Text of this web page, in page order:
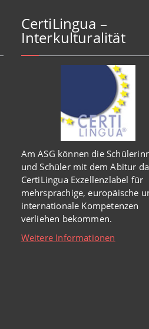
CertiLingua –
Interkulturalität
Am ASG können die
und Schüler mit dem Abitur
CertiLingua Exzellenzlabel für
mehrsprachige, europäische
internationale Kompetenzen
verliehen bekommen.
Weitere Informationen